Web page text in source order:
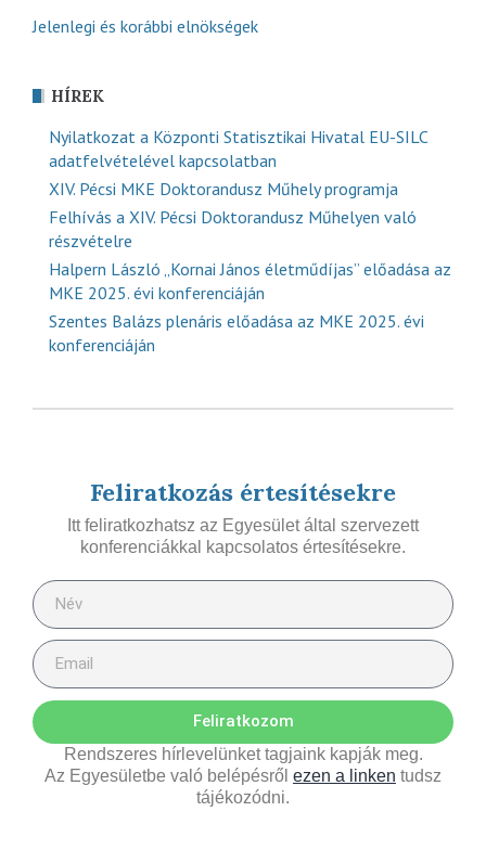
Jelenlegi és korábbi elnökségek
HÍREK
Nyilatkozat a Központi Statisztikai Hivatal EU-SILC
adatfelvételével kapcsolatban
XIV. Pécsi MKE Doktorandusz Műhely programja
Felhívás a XIV. Pécsi Doktorandusz Műhelyen való
részvételre
Halpern László „Kornai János életműdíjas” előadása az
MKE 2025. évi konferenciáján
Szentes Balázs plenáris előadása az MKE 2025. évi
konferenciáján
Feliratkozás értesítésekre
Itt feliratkozhatsz az Egyesület által szervezett
konferenciákkal kapcsolatos értesítésekre.
Feliratkozom
Rendszeres hírlevelünket tagjaink kapják meg.
Az Egyesületbe való belépésről ezen a linken tudsz
tájékozódni.